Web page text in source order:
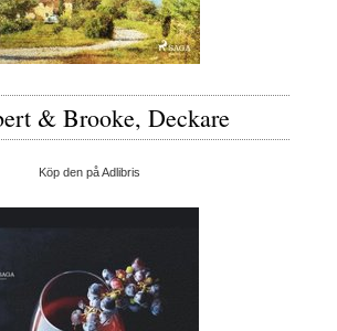
& Brooke, Deckare
Köp den på Adlibris